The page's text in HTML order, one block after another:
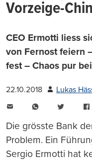
Vorzeige-
CEO Ermotti liess
von Fernost feiern
fest – Chaos pur
22.10.2018 Lukas
WhatsAppTwitter
Die grösste Bank
Problem. Ein
Sergio Ermotti hat